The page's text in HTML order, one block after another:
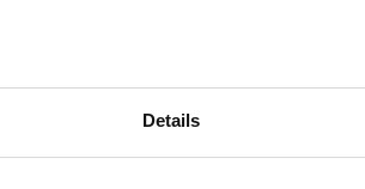
Details